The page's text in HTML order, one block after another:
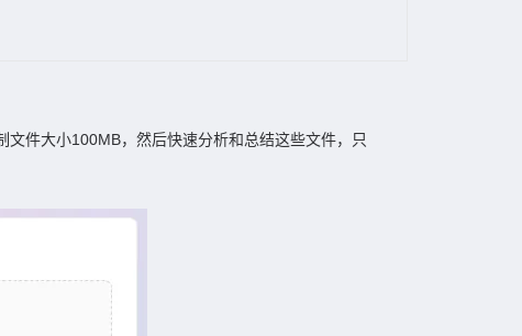
件大小100MB，然后快速分析和总结这些文件，只